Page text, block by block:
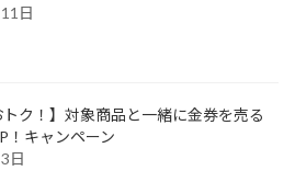
日
トク！】対象商品と一緒に金券を売る
！キャンペーン
日